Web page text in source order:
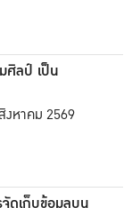
ศิลป์ เป็น
งหาคม 2569